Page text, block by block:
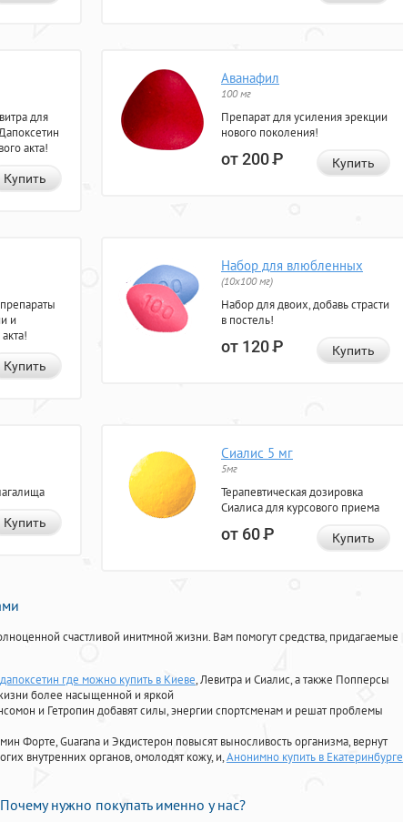
для
акта!
Купить
Аванафил
100 мг
Препарат для усиления эрекции
нового поколения!
от 200Р Купить
и
Купить
Набор для влюбленных
(10х100 мг)
Набор для двоих, добавь страсти
в постель!
от 120Р Купить
Купить
Сиалис 5 мг
5мг
Терапевтическая дозировка
Сиалиса для курсового приема
от 60Р Купить
счастливой инитмной жизни. Вам помогут средства, придагаемые
где можно купить в Киеве, Левитра и Сиалис, а также Попперсы
более насыщенной и яркой
и Гетропин добавят силы, энергии спортсменам и решат проблемы
Форте, Guarana и Экдистерон повысят выносливость организма, вернут
внутренних органов, омолодят кожу, и,Анонимно купить в Екатеринбурге
нужно покупать именно у нас?